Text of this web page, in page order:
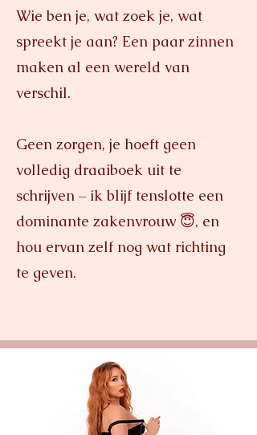
Wie ben je, wat zoek je, wat
spreekt je aan? Een paar zinnen
maken al een wereld van
verschil.
Geen zorgen, je hoeft geen
volledig draaiboek uit te
schrijven – ik blijf tenslotte een
dominante zakenvrouw 😇, en
hou ervan zelf nog wat richting
te geven.